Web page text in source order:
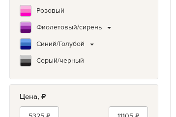
Розовый
Фиолетовый/сирень
Синий/Голубой
Серый/черный
Цена, ₽